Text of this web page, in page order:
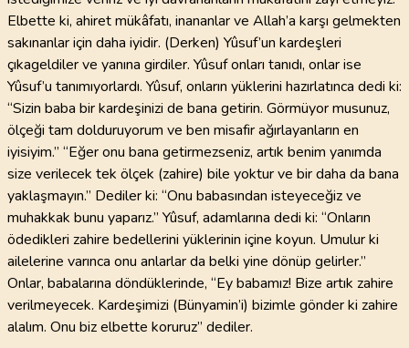
Elbette ki, ahiret mükâfatı, inananlar ve Allah’a karşı gelmekten
sakınanlar için daha iyidir. (Derken) Yûsuf’un kardeşleri
çıkageldiler ve yanına girdiler. Yûsuf onları tanıdı, onlar ise
Yûsuf’u tanımıyorlardı. Yûsuf, onların yüklerini hazırlatınca dedi ki:
“Sizin baba bir kardeşinizi de bana getirin. Görmüyor musunuz,
ölçeği tam dolduruyorum ve ben misafir ağırlayanların en
iyisiyim.” “Eğer onu bana getirmezseniz, artık benim yanımda
size verilecek tek ölçek (zahire) bile yoktur ve bir daha da bana
yaklaşmayın.” Dediler ki: “Onu babasından isteyeceğiz ve
muhakkak bunu yaparız.” Yûsuf, adamlarına dedi ki: “Onların
ödedikleri zahire bedellerini yüklerinin içine koyun. Umulur ki
ailelerine varınca onu anlarlar da belki yine dönüp gelirler.”
Onlar, babalarına döndüklerinde, “Ey babamız! Bize artık zahire
verilmeyecek. Kardeşimizi (Bünyamin’i) bizimle gönder ki zahire
alalım. Onu biz elbette koruruz” dediler.